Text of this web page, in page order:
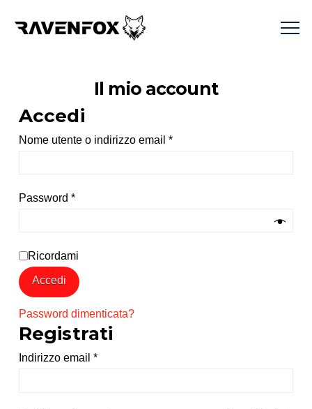
Il mio account
Accedi
Nome utente o indirizzo email *Richiesto
Password *Richiesto
Ricordami
Accedi
Password dimenticata?
Registrati
Indirizzo email *Richiesto